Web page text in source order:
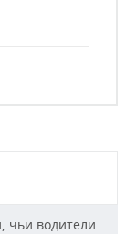
чьи водители